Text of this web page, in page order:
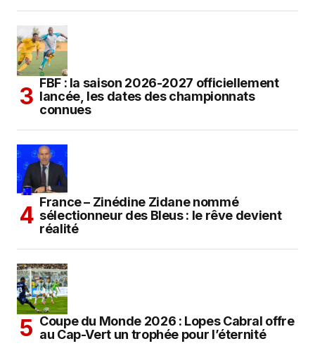
FBF : la saison 2026-2027 officiellement
lancée, les dates des championnats
connues
France – Zinédine Zidane nommé
sélectionneur des Bleus : le rêve devient
réalité
Coupe du Monde 2026 : Lopes Cabral offre
au Cap-Vert un trophée pour l’éternité